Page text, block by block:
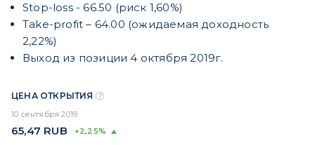
Stop-loss - 66.50 (риск 1,60%)
Take-profit – 64.00 (ожидаемая доходность
2,22%)
Выход из позиции 4 октября 2019г.
ЦЕНА ОТКРЫТИЯ
10 сентября 2019
65,47 RUB +2,25%